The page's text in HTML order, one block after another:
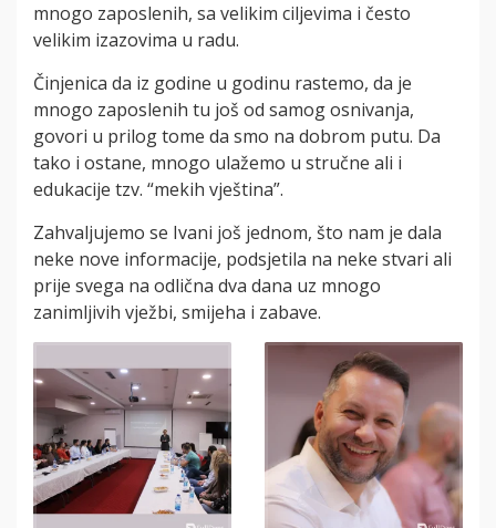
mnogo zaposlenih, sa velikim ciljevima i često
velikim izazovima u radu.
Činjenica da iz godine u godinu rastemo, da je
mnogo zaposlenih tu još od samog osnivanja,
govori u prilog tome da smo na dobrom putu. Da
tako i ostane, mnogo ulažemo u stručne ali i
edukacije tzv. “mekih vještina”.
Zahvaljujemo se Ivani još jednom, što nam je dala
neke nove informacije, podsjetila na neke stvari ali
prije svega na odlična dva dana uz mnogo
zanimljivih vježbi, smijeha i zabave.